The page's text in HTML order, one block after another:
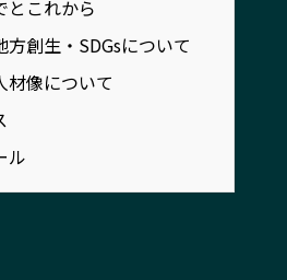
す
地域を代表する 企業100選
SDGsの先駆者
とこれから
創生・SDGsについて
材像について
ル